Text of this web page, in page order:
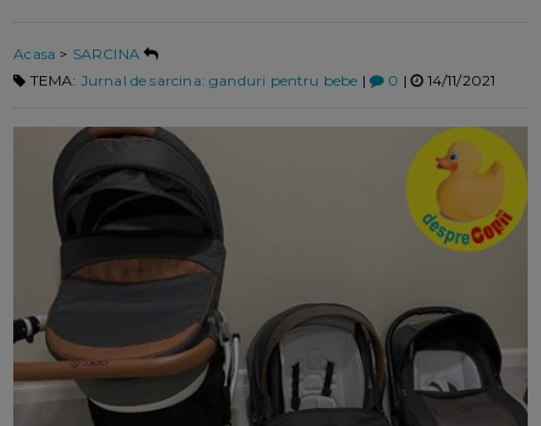
Acasa > SARCINA
TEMA: Jurnal de sarcina: ganduri pentru bebe | 0 | 14/11/2021